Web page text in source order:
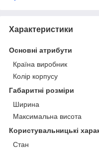
Характеристики
Основні атрибути
Країна виробник
Колір корпусу
Габаритні розміри
Ширина
Максимальна висота
Користувальницькі
Стан